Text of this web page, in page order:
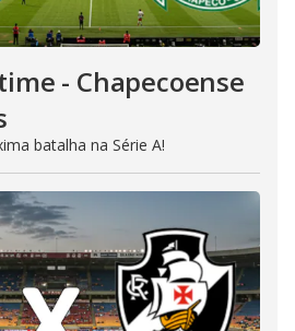
- Chapecoense
batalha na Série A!